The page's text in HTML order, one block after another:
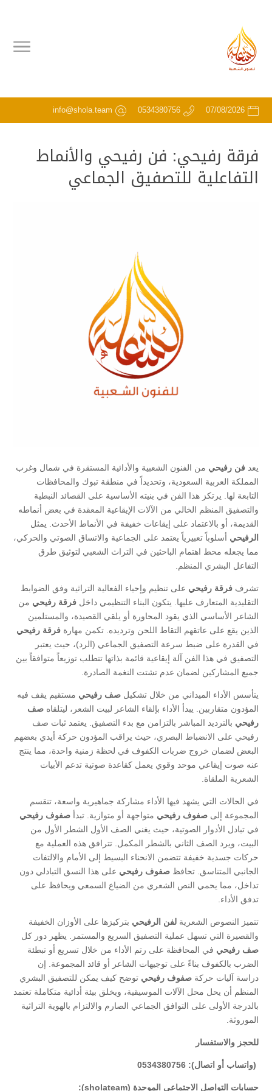
07/08/2026
0534380756
info@shola.team
فرقة رفيحي: فن رفيحي والأنماط
التفاعلية للتصفيق الجماعي
يعد فن رفيحي من الفنون الشعبية والأدائية المستقرة في شمال وغرب
المملكة العربية السعودية، وتحديداً في منطقة تبوك والمحافظات
التابعة لها. يرتكز هذا الفن في بنيته الأساسية على القصائد النبطية
والتصفيق المنظم الخالي من الآلات الإيقاعية المعقدة في بعض أنماطه
القديمة، أو بالاعتماد على إيقاعات خفيفة في الأنماط الأحدث. يمثل
الرفيحي أسلوباً تعبيرياً يعتمد على الجماعية والاتساق الصوتي والحركي،
مما يجعله محط اهتمام الباحثين في التراث الشعبي لتوثيق طرق
التفاعل البشري المنظم.
​تشرف فرقة رفيحي على تنظيم وإحياء الفعالية التراثية وفق الضوابط
التقليدية المتعارف عليها. يتكون البناء التنظيمي داخل فرقة رفيحي من
الشاعر الأساسي الذي يقود المحاورة أو يلقي القصيدة، والمستلمين
الذين يقع على عاتقهم التقاط اللحن وترديده. تكمن مهارة فرقة رفيحي
في القدرة على ضبط سرعة التصفيق الجماعي (الرد)، حيث يعتبر
التصفيق في هذا الفن آلة إيقاعية قائمة بذاتها تتطلب توزيعاً متوافقاً بين
جميع المشاركين لضمان عدم تشتت النغمة الصادرة.
​يتأسس الأداء الميداني من خلال تشكيل صف رفيحي مستقيم يقف فيه
المؤدون متقاربين. يبدأ الأداء بإلقاء الشاعر لبيت الشعر، ليتلقاه صف
رفيحي بالترديد المباشر بالتزامن مع بدء التصفيق. يعتمد ثبات صف
رفيحي على الانضباط البصري، حيث يراقب المؤدون حركة أيدي بعضهم
البعض لضمان خروج ضربات الكفوف في لحظة زمنية واحدة، مما ينتج
عنه صوت إيقاعي موحد وقوي يعمل كقاعدة صوتية تدعم الأبيات
الشعرية الملقاة.
​في الحالات التي يشهد فيها الأداء مشاركة جماهيرية واسعة، تنقسم
المجموعة إلى صفوف رفيحي متواجهة أو متوازية. تبدأ صفوف رفيحي
في تبادل الأدوار الصوتية، حيث يغني الصف الأول الشطر الأول من
البيت، ويرد الصف الثاني بالشطر المكمل. تترافق هذه العملية مع
حركات جسدية خفيفة تتضمن الانحناء البسيط إلى الأمام والالتفات
الجانبي المتناسق. تحافظ صفوف رفيحي على هذا النسق التبادلي دون
تداخل، مما يحمي النص الشعري من الضياع السمعي ويحافظ على
تدفق الأداء.
​تتميز النصوص الشعرية لفن الرفيحي بتركيزها على الأوزان الخفيفة
والقصيرة التي تسهل عملية التصفيق السريع والمستمر. يظهر دور كل
صف رفيحي في المحافظة على رتم الأداء من خلال تسريع أو تبطئة
الضرب بالكفوف بناءً على توجيهات الشاعر أو قائد المجموعة. إن
دراسة آليات حركة صفوف رفيحي توضح كيف يمكن للتصفيق البشري
المنظم أن يحل محل الآلات الموسيقية، ويخلق بيئة أدائية متكاملة تعتمد
بالدرجة الأولى على التوافق الجماعي الصارم والالتزام بالهوية التراثية
الموروثة.
للحجز والاستفسار
(واتساب أو اتصال): 0534380756
حسابات التواصل الاجتماعي الموحدة (sholateam):